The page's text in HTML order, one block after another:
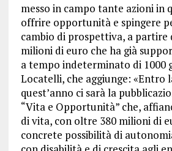
messo in campo tante azioni in
offrire opportunità e spingere
cambio di prospettiva, a partire
milioni di euro che ha già
a tempo indeterminato di 1000
Locatelli, che aggiunge: «Entro
quest’anno ci sarà la
“Vita e Opportunità” che,
di vita, con oltre 380 milioni di
concrete possibilità di